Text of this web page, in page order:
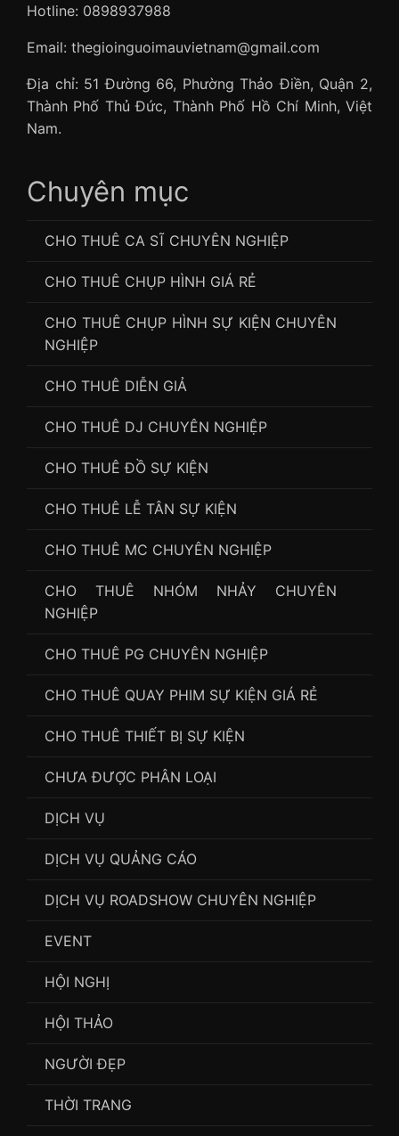
Hotline: 0898937988
Email: thegioinguoimauvietnam@gmail.com
Địa chỉ: 51 Đường 66, Phường Thảo Điền, Quận 2,
Thành Phố Thủ Đức, Thành Phố Hồ Chí Minh, Việt
Nam.
Chuyên mục
CHO THUÊ CA SĨ CHUYÊN NGHIỆP
CHO THUÊ CHỤP HÌNH GIÁ RẺ
CHO THUÊ CHỤP HÌNH SỰ KIỆN CHUYÊN
NGHIỆP
CHO THUÊ DIỄN GIẢ
CHO THUÊ DJ CHUYÊN NGHIỆP
CHO THUÊ ĐỒ SỰ KIỆN
CHO THUÊ LỄ TÂN SỰ KIỆN
CHO THUÊ MC CHUYÊN NGHIỆP
CHO THUÊ NHÓM NHẢY CHUYÊN
NGHIỆP
CHO THUÊ PG CHUYÊN NGHIỆP
CHO THUÊ QUAY PHIM SỰ KIỆN GIÁ RẺ
CHO THUÊ THIẾT BỊ SỰ KIỆN
CHƯA ĐƯỢC PHÂN LOẠI
DỊCH VỤ
DỊCH VỤ QUẢNG CÁO
DỊCH VỤ ROADSHOW CHUYÊN NGHIỆP
EVENT
HỘI NGHỊ
HỘI THẢO
NGƯỜI ĐẸP
THỜI TRANG